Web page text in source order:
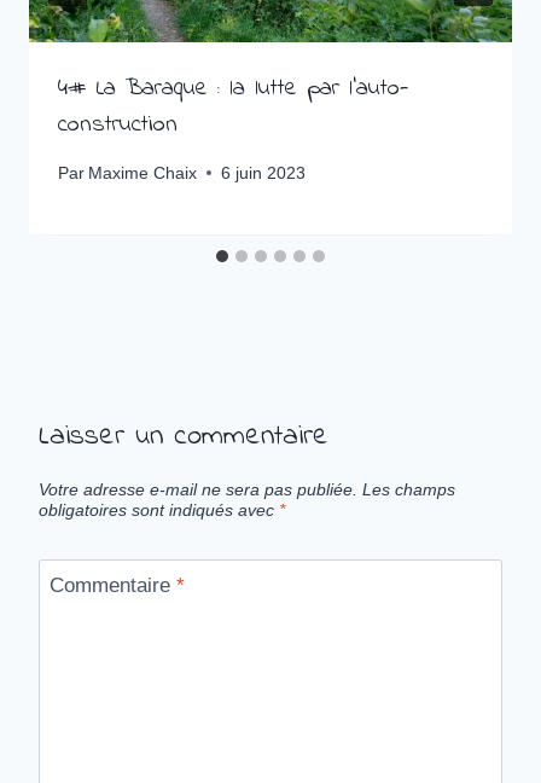
4# La Baraque : la lutte par l’auto-
construction
Par Maxime Chaix 6 juin 2023
Laisser un commentaire
Votre adresse e-mail ne sera pas publiée. Les champs
obligatoires sont indiqués avec *
Commentaire *